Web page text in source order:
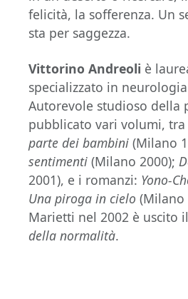
felicità, la sofferenza. Un
sta per saggezza.
Vittorino Andreoli è
specializzato in
Autorevole studioso della
pubblicato vari volumi,
parte dei bambini (Milano
sentimenti (Milano 2000);
2001), e i romanzi: Yono-
Una piroga in cielo (Milano
Marietti nel 2002 è uscito
della normalità.